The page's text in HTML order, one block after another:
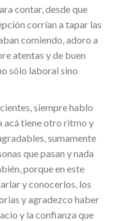
contar, desde que
corrían a tapar las
comiendo, adoro a
atentas y de buen
sólo laboral sino
siempre hablo
acá tiene otro ritmo y
sumamente
que pasan y nada
porque en este
y conocerlos, los
y agradezco haber
y la confianza que